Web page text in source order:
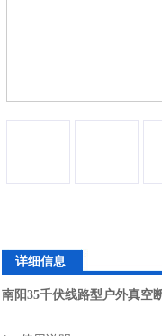
详细信息
南阳35千伏线路型户外真空